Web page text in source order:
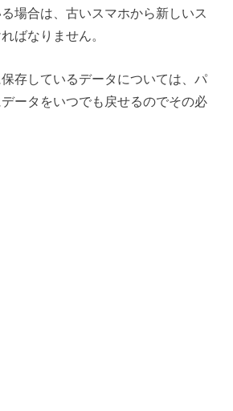
場合は、古いスマホから新しいス
ばなりません。
存しているデータについては、パ
ータをいつでも戻せるのでその必